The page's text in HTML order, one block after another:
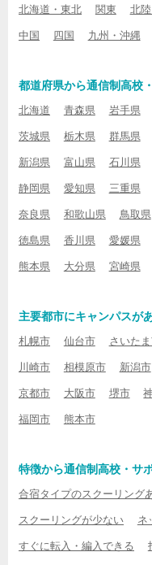
北海道・東北 関東 北
中国 四国 九州・沖縄
都道府県から通信制高校
北海道 青森県 岩手県
茨城県 栃木県 群馬県
新潟県 富山県 石川県
静岡県 愛知県 三重県
奈良県 和歌山県 鳥取県
徳島県 香川県 愛媛県
熊本県 大分県 宮崎県
主要都市にキャンパスが
札幌市 仙台市 さいた
川崎市 相模原市 新潟市
京都市 大阪市 堺市
福岡市 熊本市
特徴から通信制高校・サ
合宿タイプのスクーリング
スクーリングが少ない ネ
すぐに転入・編入できる